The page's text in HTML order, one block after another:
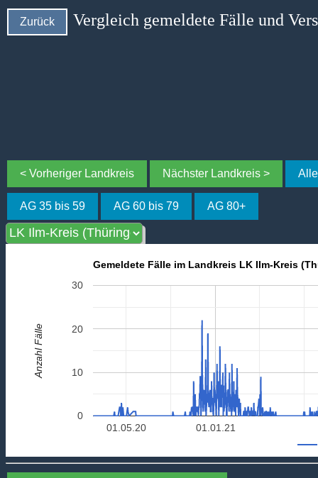
Zurück Vergleich gemeldete Fälle und
< Vorheriger Landkreis Nächster Landkreis >
AG 35 bis 59 AG 60 bis 79 AG 80+
Gemeldete Fälle im Landkreis LK Ilm-Kreis
01.01.21
01.05.20
0
10
20
30
Anzahl Fälle